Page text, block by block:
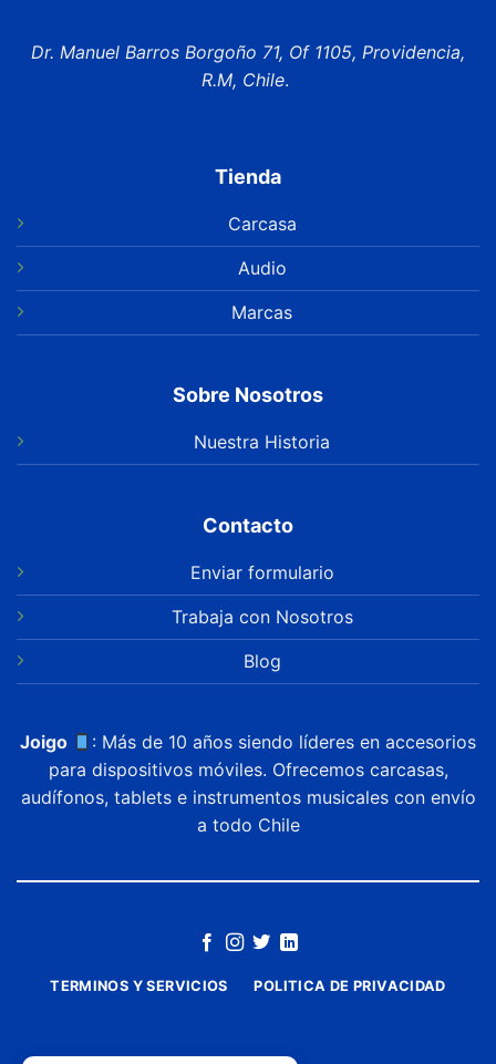
Dr. Manuel Barros Borgoño 71, Of 1105, Providencia,
R.M, Chile.
Tienda
Carcasa
Audio
Marcas
Sobre Nosotros
Nuestra Historia
Contacto
Enviar formulario
Trabaja con Nosotros
Blog
Joigo
: Más de 10 años siendo líderes en accesorios
para dispositivos móviles. Ofrecemos carcasas,
audífonos, tablets e instrumentos musicales con envío
a todo Chile
TERMINOS Y SERVICIOS POLITICA DE PRIVACIDAD